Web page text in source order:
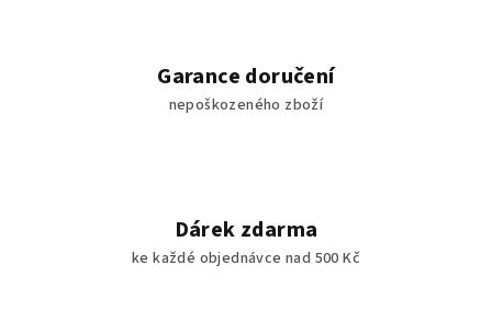
Garance doručení
nepoškozeného zboží
Dárek zdarma
ke každé objednávce nad 500 Kč